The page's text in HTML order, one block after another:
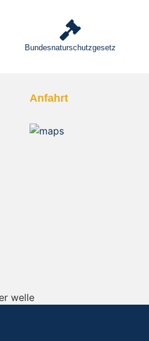
Bundesnaturschutzgesetz
Anfahrt